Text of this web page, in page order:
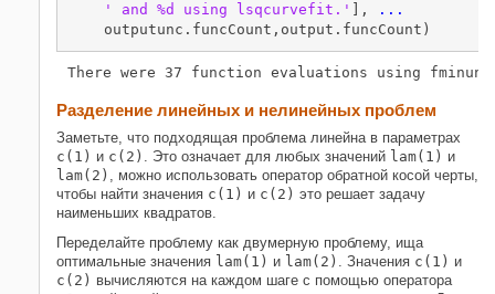
' and %d using lsqcurvefit.'
],
...
    outputunc.funcCount,output.funcCount)
Разделение линейных и нелинейных проблем
Заметьте, что подходящая проблема линейна в параметрах
c(1) и c(2) . Это означает для любых значений lam(1) и
lam(2) , можно использовать оператор обратной косой черты,
чтобы найти значения c(1) и c(2) это решает задачу
наименьших квадратов.
Переделайте проблему как двумерную проблему, ища
оптимальные значения lam(1) и lam(2) . Значения c(1) и
c(2) вычисляются на каждом шаге с помощью оператора